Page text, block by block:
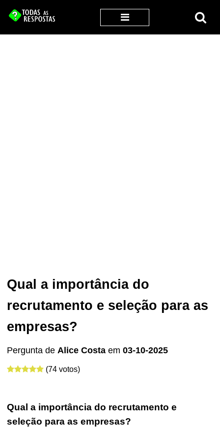
Qual a importância do
recrutamento e seleção para as
empresas?
Pergunta deAlice Costa em03-10-2025
(74 votos)
Qual a importância do recrutamento e
seleção para as empresas?